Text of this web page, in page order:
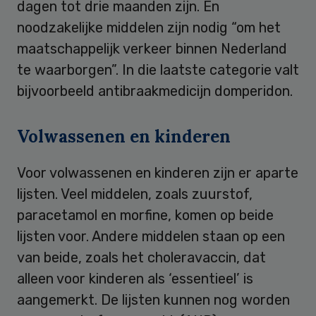
dagen tot drie maanden zijn. En
noodzakelijke middelen zijn nodig “om het
maatschappelijk verkeer binnen Nederland
te waarborgen”. In die laatste categorie valt
bijvoorbeeld antibraakmedicijn domperidon.
Volwassenen en kinderen
Voor volwassenen en kinderen zijn er aparte
lijsten. Veel middelen, zoals zuurstof,
paracetamol en morfine, komen op beide
lijsten voor. Andere middelen staan op een
van beide, zoals het choleravaccin, dat
alleen voor kinderen als ‘essentieel’ is
aangemerkt. De lijsten kunnen nog worden